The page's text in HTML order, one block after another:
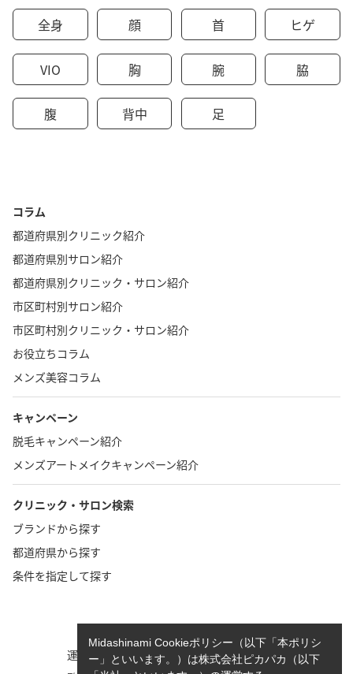
全身 顔 首 ヒゲ
VIO 胸 腕 脇
腹 背中 足
コラム
都道府県別クリニック紹介
都道府県別サロン紹介
都道府県別クリニック・サロン紹介
市区町村別サロン紹介
市区町村別クリニック・サロン紹介
お役立ちコラム
メンズ美容コラム
キャンペーン
脱毛キャンペーン紹介
メンズアートメイクキャンペーン紹介
クリニック・サロン検索
ブランドから探す
都道府県から探す
条件を指定して探す
運営者情報
執筆者一覧
Midashinami Cookieポリシー（以下「本ポリシ
ー」といいます。）は株式会社ピカパカ（以下